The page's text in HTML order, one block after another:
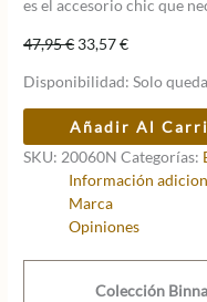
es el accesorio chic que
47,95€ El
original
era:
47,95 €.
33,57€El
actual
es:
33,57 €.
Disponibilidad: Solo
Bandolera
pequeña
Binnari
cantidad
Añadir Al
SKU: 20060N Categorías:
Información
Marca
Opiniones
Colección